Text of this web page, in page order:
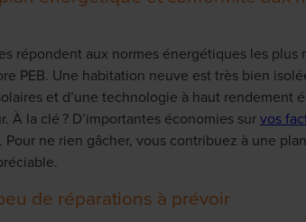
répondent aux normes énergétiques les plus
PEB. Une habitation neuve est très bien
et d’une technologie à haut rendement
À la clé ? D’importantes économies survos
Pour ne rien gâcher, vous contribuez à une
de réparations à prévoir